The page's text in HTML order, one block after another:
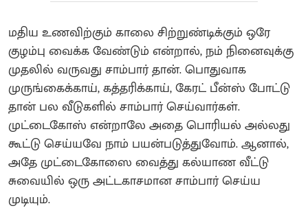
மதிய உணவிற்கும் காலை சிற்றுண்டிக்கும் ஒரே
குழம்பு வைக்க வேண்டும் என்றால், நம் நினைவுக்கு
முதலில் வருவது சாம்பார் தான். பொதுவாக
முருங்கைக்காய், கத்தரிக்காய், கேரட் பீன்ஸ் போட்டு
தான் பல வீடுகளில் சாம்பார் செய்வார்கள்.
முட்டைகோஸ் என்றாலே அதை பொரியல் அல்லது
கூட்டு செய்யவே நாம் பயன்படுத்துவோம். ஆனால்,
அதே முட்டைகோஸை வைத்து கல்யாண வீட்டு
சுவையில் ஒரு அட்டகாசமான சாம்பார் செய்ய
முடியும்.